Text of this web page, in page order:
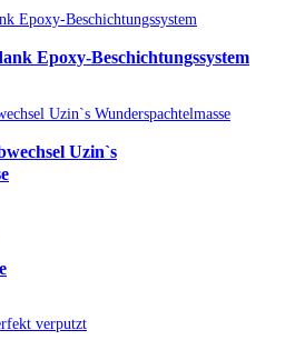
Epoxy-Beschichtungssystem
Uzin`s